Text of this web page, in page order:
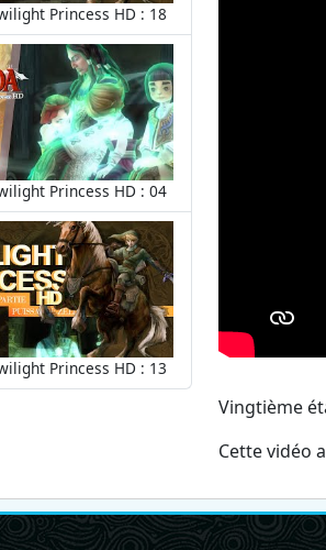
Princess HD : 18
Princess HD : 04
Princess HD : 13
Vingtième
Cette vidéo